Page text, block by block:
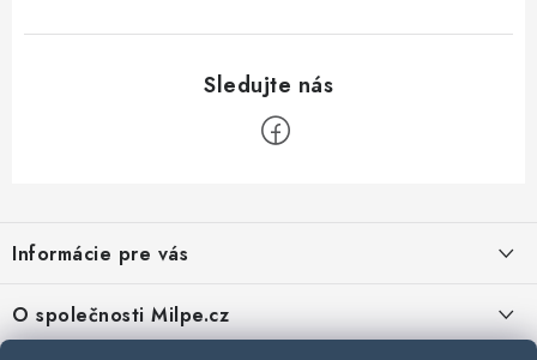
p
ä
t
Informácie pre vás
Reklamace a vrácení zboží
Zásady používania súborov cookie
O společnosti Milpe.cz